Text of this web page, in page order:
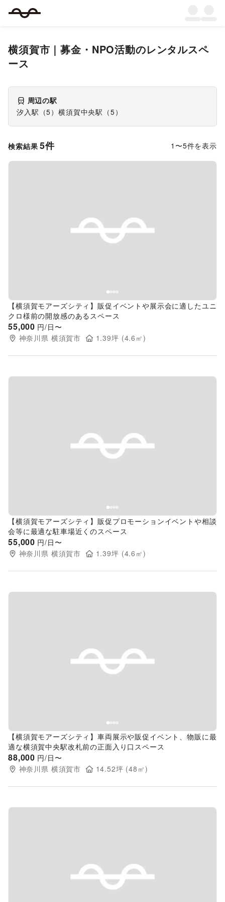
横須賀市 ｜募金・NPO活動のレンタルスペ
ース
周辺の駅
汐入駅 （5）横須賀中央駅 （5）
検索結果 5件 1 〜5件を表示
Previous slide
【横須賀モアーズシティ】販促イベントや展示会に適したユニ
クロ様前の開放感のあるスペース
55,000 円/日〜
神奈川県 横須賀市 1.39坪 (4.6 ㎡)
Previous slide
【横須賀モアーズシティ】販促プロモーションイベントや相談
会等に最適な駐車場近くのスペース
55,000 円/日〜
神奈川県 横須賀市 1.39坪 (4.6 ㎡)
Previous slide
【横須賀モアーズシティ】車両展示や販促イベント、物販に最
適な横須賀中央駅改札前の正面入り口スペース
88,000 円/日〜
神奈川県 横須賀市 14.52坪 (48 ㎡)
Previous slide